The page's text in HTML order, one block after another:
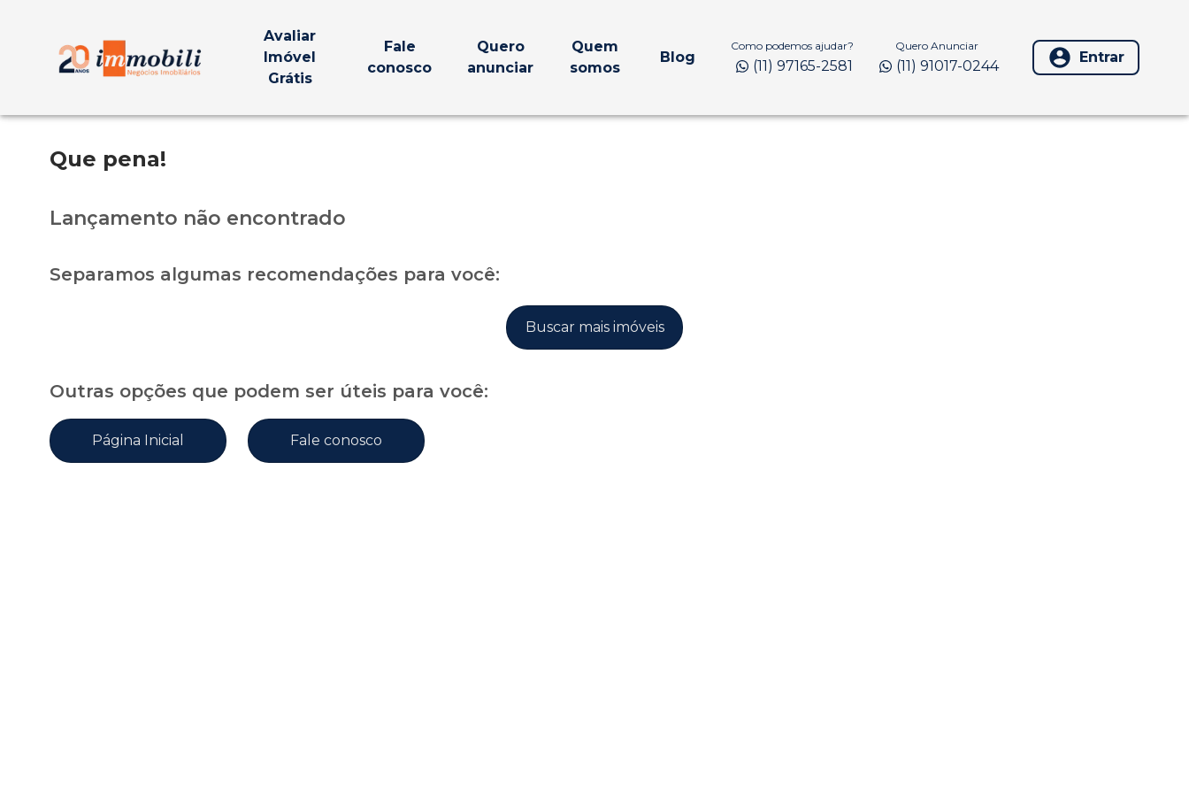
Avaliar
Imóvel
Grátis
Fale
conosco
Quero
anunciar
Quem
somos
Blog
Como podemos ajudar?
(11) 97165-2581
Quero Anunciar
(11) 91017-0244 Entrar
Que pena!
Lançamento não encontrado
Separamos algumas recomendações para você:
Buscar mais imóveis
Outras opções que podem ser úteis para você:
Página Inicial Fale conosco